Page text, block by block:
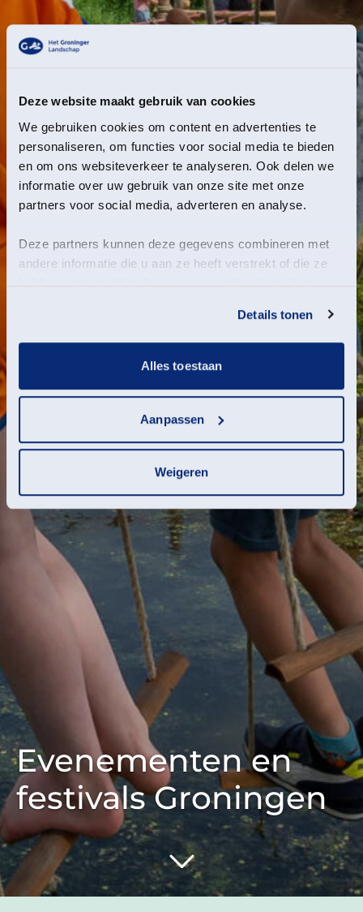
Deze website maakt gebruik van cookies
We gebruiken cookies om content en advertenties te
personaliseren, om functies voor social media te bieden
en om ons websiteverkeer te analyseren. Ook delen we
informatie over uw gebruik van onze site met onze
partners voor social media, adverteren en analyse.
Deze partners kunnen deze gegevens combineren met
andere informatie die u aan ze heeft verstrekt of die ze
Details tonen
Alles toestaan
Aanpassen
Weigeren
Evenementen en
festivals Groningen